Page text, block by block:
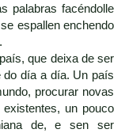
palabras facéndolle
espallen enchendo
que deixa de ser
do día a día. Un país
procurar novas
un pouco
de, e sen ser